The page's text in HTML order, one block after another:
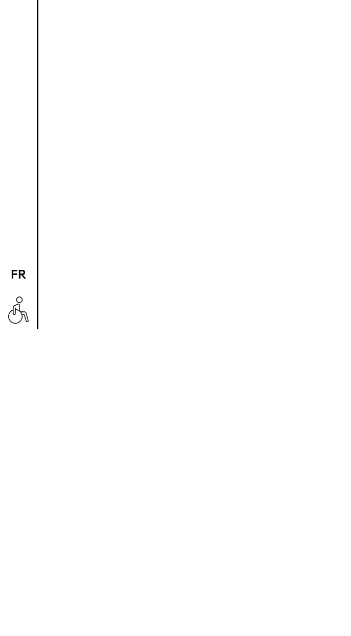
FR
EN